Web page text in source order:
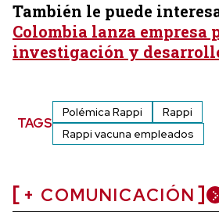
También le puede
Colombia lanza empresa
investigación y
TAGS
Polémica Rappi
Rappi
Rappi vacuna empleados
+ COMUNICACIÓN